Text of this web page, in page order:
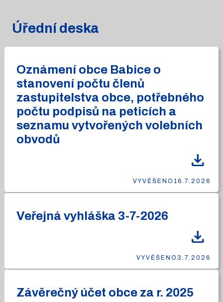
Úřední deska
Oznámení obce Babice o
stanovení počtu členů
zastupitelstva obce, potřebného
počtu podpisů na peticích a
seznamu vytvořených volebních
obvodů
download
VYVĚŠENO 16.7.2026
Veřejná vyhláška 3-7-2026
download
VYVĚŠENO 3.7.2026
Závěrečný účet obce za r. 2025